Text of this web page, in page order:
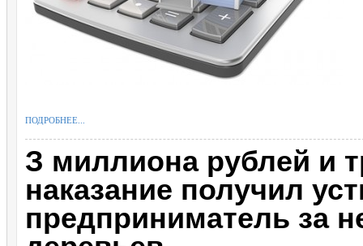
ПОДРОБНЕЕ...
З миллиона рублей и
наказание получил
предприниматель за